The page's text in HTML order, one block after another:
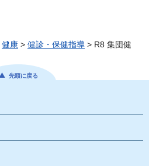
健康 > 健診・保健指導 > R8 集団健
先頭に戻る